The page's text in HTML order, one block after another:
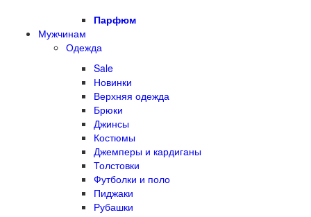
Парфюм
Мужчинам
Одежда
Sale
Новинки
Верхняя одежда
Брюки
Джинсы
Костюмы
Джемперы и кардиганы
Толстовки
Футболки и поло
Пиджаки
Рубашки